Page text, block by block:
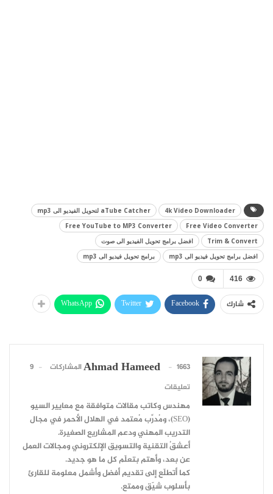
4k Video Downloader
aTube Catcher لتحويل الفيديو الى mp3
Free Video Converter
Free YouTube to MP3 Converter
Trim & Convert
افضل برامج تحويل الفيديو الى صوت
افضل برامج تحويل فيديو الى mp3
برامج تحويل فيديو الى mp3
0 416
شارك Facebook
Twitter
WhatsApp
Ahmad Hameed 1663 المشاركات
9
تعليقات
مهندس وكاتب مقالات متوافقة مع معايير السيو
(SEO)، ومُدرِّب مُعتمد في الهلال الأحمر في مجال
التدريب المهني ودعم المشاريع الصغيرة.
أعشقُ التقنية والتسويق الإلكتروني ومجالات العمل
عن بعد، وأهتم بتعلّم كل ما هو جديد.
كما أتطلّع إلى تقديم أفضل وأشمل معلومة للقارئ
بأسلوب شيّق وممتع.